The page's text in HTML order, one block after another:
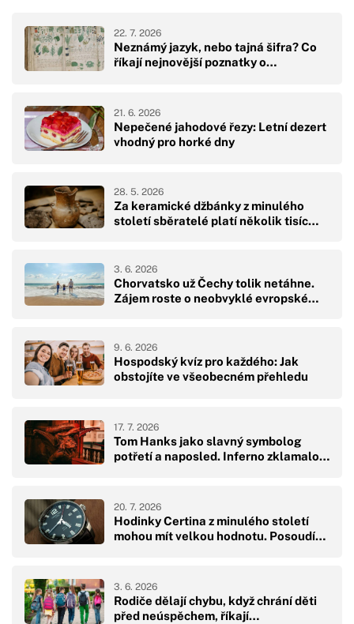
Neznámý jazyk, nebo tajná šifra? Co
říkají nejnovější poznatky o…
22. 7. 2026
Nepečené jahodové řezy: Letní dezert
vhodný pro horké dny
21. 6. 2026
Za keramické džbánky z minulého
století sběratelé platí několik tisíc…
28. 5. 2026
Chorvatsko už Čechy tolik netáhne.
Zájem roste o neobvyklé evropské…
3. 6. 2026
Hospodský kvíz pro každého: Jak
obstojíte ve všeobecném přehledu
9. 6. 2026
Tom Hanks jako slavný symbolog
potřetí a naposled. Inferno zklamalo…
17. 7. 2026
Hodinky Certina z minulého století
mohou mít velkou hodnotu. Posoudí…
20. 7. 2026
Rodiče dělají chybu, když chrání děti
před neúspěchem, říkají…
3. 6. 2026